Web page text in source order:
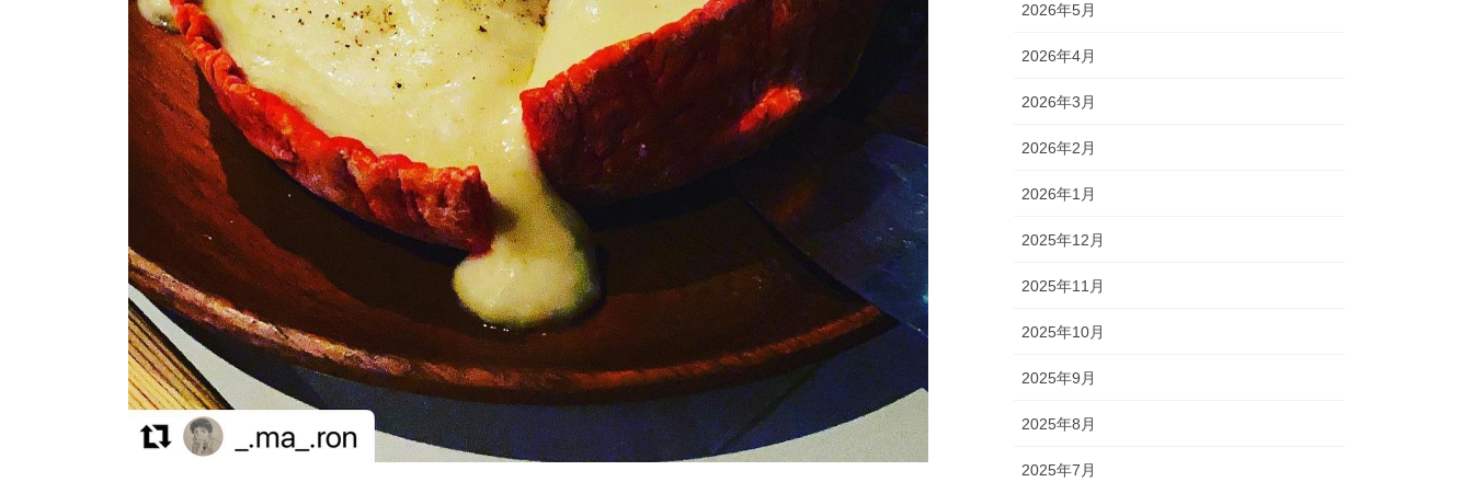
2026年5月
2026年4月
2026年3月
2026年2月
2026年1月
2025年12月
2025年11月
2025年10月
2025年9月
2025年8月
2025年7月